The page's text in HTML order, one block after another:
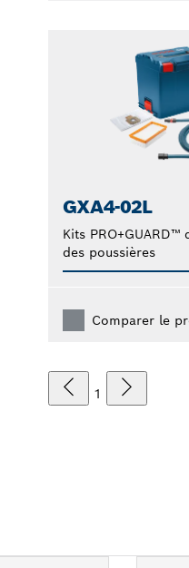
GXA4-02L
Kits PRO+GUARD™
des poussières
Comparer le
1